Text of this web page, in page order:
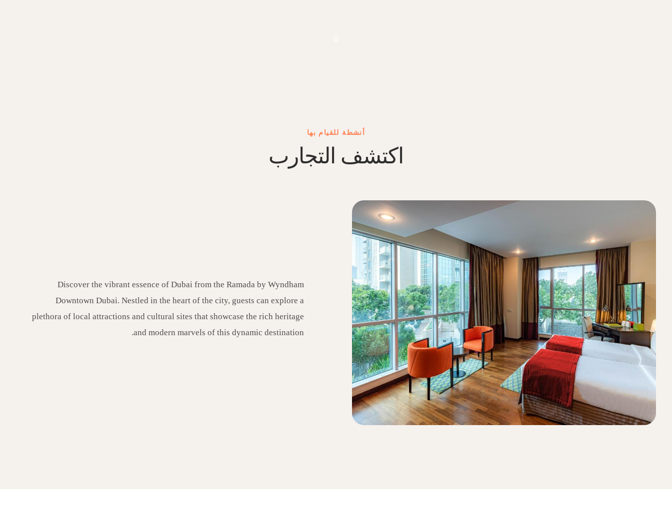
أنشطة للقيام بها
اكتشف التجارب
Discover the vibrant essence of Dubai from the Ramada by Wyndham
Downtown Dubai. Nestled in the heart of the city, guests can explore a
plethora of local attractions and cultural sites that showcase the rich heritage
and modern marvels of this dynamic destination.